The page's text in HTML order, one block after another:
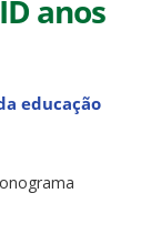
anos
educação